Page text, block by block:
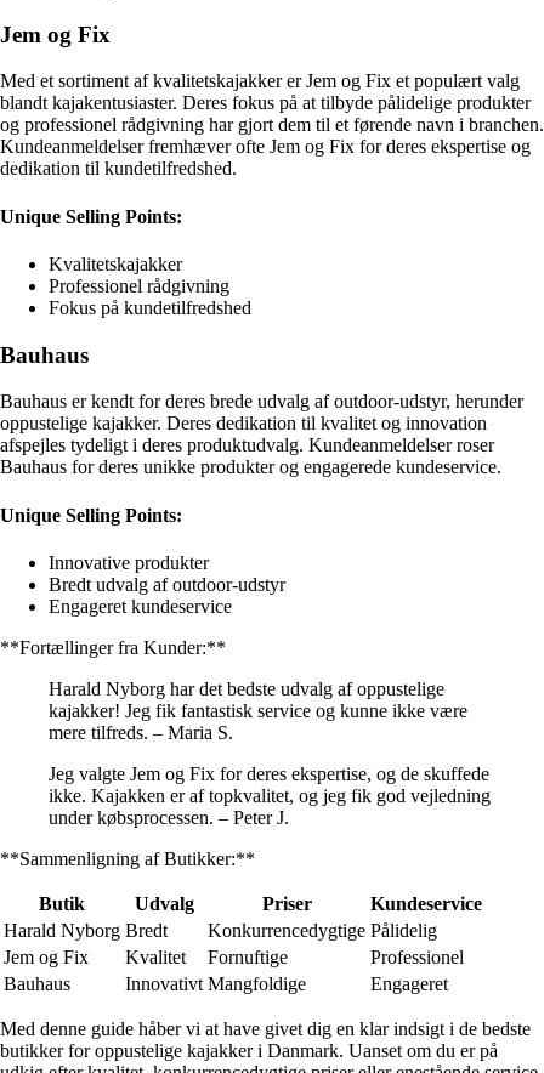
Jem og Fix
Med et sortiment af kvalitetskajakker er Jem og Fix et populært valg
blandt kajakentusiaster. Deres fokus på at tilbyde pålidelige produkter
og professionel rådgivning har gjort dem til et førende navn i branchen.
Kundeanmeldelser fremhæver ofte Jem og Fix for deres ekspertise og
dedikation til kundetilfredshed.
Unique Selling Points:
Kvalitetskajakker
Professionel rådgivning
Fokus på kundetilfredshed
Bauhaus
Bauhaus er kendt for deres brede udvalg af outdoor-udstyr, herunder
oppustelige kajakker. Deres dedikation til kvalitet og innovation
afspejles tydeligt i deres produktudvalg. Kundeanmeldelser roser
Bauhaus for deres unikke produkter og engagerede kundeservice.
Unique Selling Points:
Innovative produkter
Bredt udvalg af outdoor-udstyr
Engageret kundeservice
**Fortællinger fra Kunder:**
Harald Nyborg har det bedste udvalg af oppustelige
kajakker! Jeg fik fantastisk service og kunne ikke være
mere tilfreds. – Maria S.
Jeg valgte Jem og Fix for deres ekspertise, og de skuffede
ikke. Kajakken er af topkvalitet, og jeg fik god vejledning
under købsprocessen. – Peter J.
**Sammenligning af Butikker:**
Butik Udvalg Priser
Kundeservice
Harald Nyborg Bredt Konkurrencedygtige Pålidelig
Jem og Fix
Kvalitet Fornuftige
Professionel
Bauhaus
Innovativt Mangfoldige Engageret
Med denne guide håber vi at have givet dig en klar indsigt i de bedste
butikker for oppustelige kajakker i Danmark. Uanset om du er på